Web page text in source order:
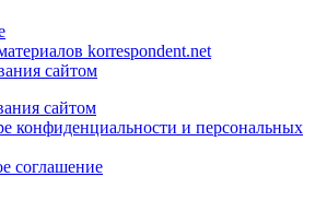
korrespondent.net
сайтом
сайтом
конфиденциальности и персональных
соглашение